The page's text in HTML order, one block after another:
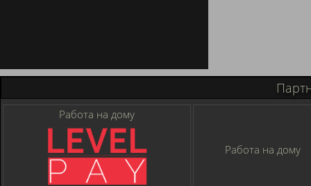
Работа на дому
Работа на дому